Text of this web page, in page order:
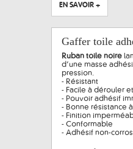
EN SAVOIR +
Gaffer toile
Ruban toile noire
d’une masse
pression.
- Résistant
- Facile à dérouler
- Pouvoir adhésif
- Bonne résistance
- Finition
- Conformable
- Adhésif non-